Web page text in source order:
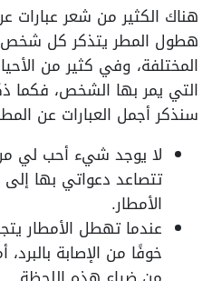
هناك الكثير من شعر عبارات
هطول المطر يتذكر كل شخص
المختلفة، وفي كثير من
التي يمر بها الشخص، فكما
سنذكر أجمل العبارات عن
لا يوجد شيء أحب لي
تتصاعد دعواتي بها
الأمطار.
عندما تهطل الأمطار
خوفًا من الإصابة